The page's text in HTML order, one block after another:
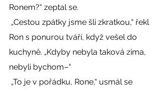
Ronem?“ zeptal se.
Ron s ponurou tváří, když vešel do
kuchyně. „Kdyby nebyla taková zima,
nebyli bychom–“